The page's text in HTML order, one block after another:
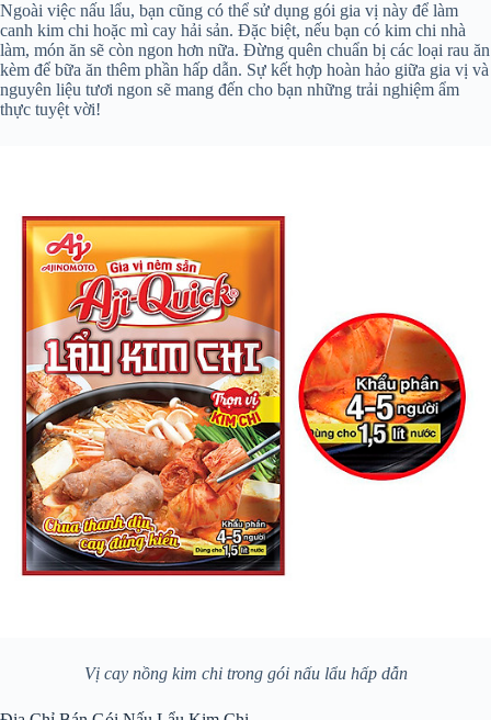
Ngoài việc nấu lẩu, bạn cũng có thể sử dụng gói gia vị này để làm
canh kim chi hoặc mì cay hải sản. Đặc biệt, nếu bạn có kim chi nhà
làm, món ăn sẽ còn ngon hơn nữa. Đừng quên chuẩn bị các loại rau ăn
kèm để bữa ăn thêm phần hấp dẫn. Sự kết hợp hoàn hảo giữa gia vị và
nguyên liệu tươi ngon sẽ mang đến cho bạn những trải nghiệm ẩm
thực tuyệt vời!
Vị cay nồng kim chi trong gói nấu lẩu hấp dẫn